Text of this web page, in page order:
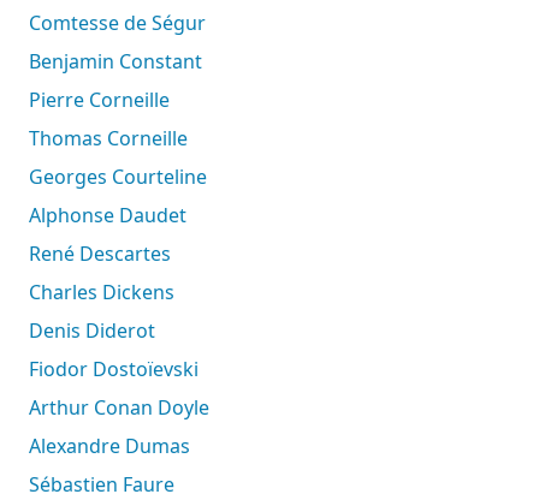
Comtesse de Ségur
Benjamin Constant
Pierre Corneille
Thomas Corneille
Georges Courteline
Alphonse Daudet
René Descartes
Charles Dickens
Denis Diderot
Fiodor Dostoïevski
Arthur Conan Doyle
Alexandre Dumas
Sébastien Faure